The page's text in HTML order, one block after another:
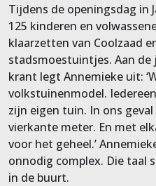
Tijdens de openingsdag in
125 kinderen en
klaarzetten van Coolzaad
stadsmoestuintjes. Aan
krant legt Annemieke uit:
volkstuinenmodel.
zijn eigen tuin. In ons
vierkante meter. En met
voor het geheel.’
onnodig complex. Die taal
in de buurt.